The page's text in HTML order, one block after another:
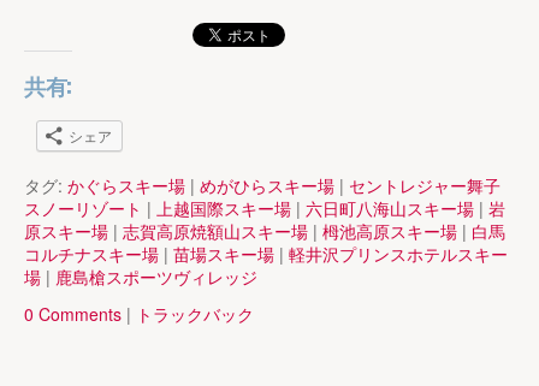
共有:
シェア
タグ: かぐらスキー場 | めがひらスキー場 | セントレジャー舞子
スノーリゾート | 上越国際スキー場 | 六日町八海山スキー場 | 岩
原スキー場 | 志賀高原焼額山スキー場 | 栂池高原スキー場 | 白馬
コルチナスキー場 | 苗場スキー場 | 軽井沢プリンスホテルスキー
場 | 鹿島槍スポーツヴィレッジ
0 Comments | トラックバック